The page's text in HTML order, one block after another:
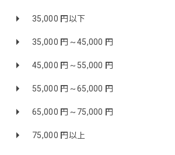
35,000 円以下
35,000 円～45,000 円
45,000 円～55,000 円
55,000 円～65,000 円
65,000 円～75,000 円
75,000 円以上